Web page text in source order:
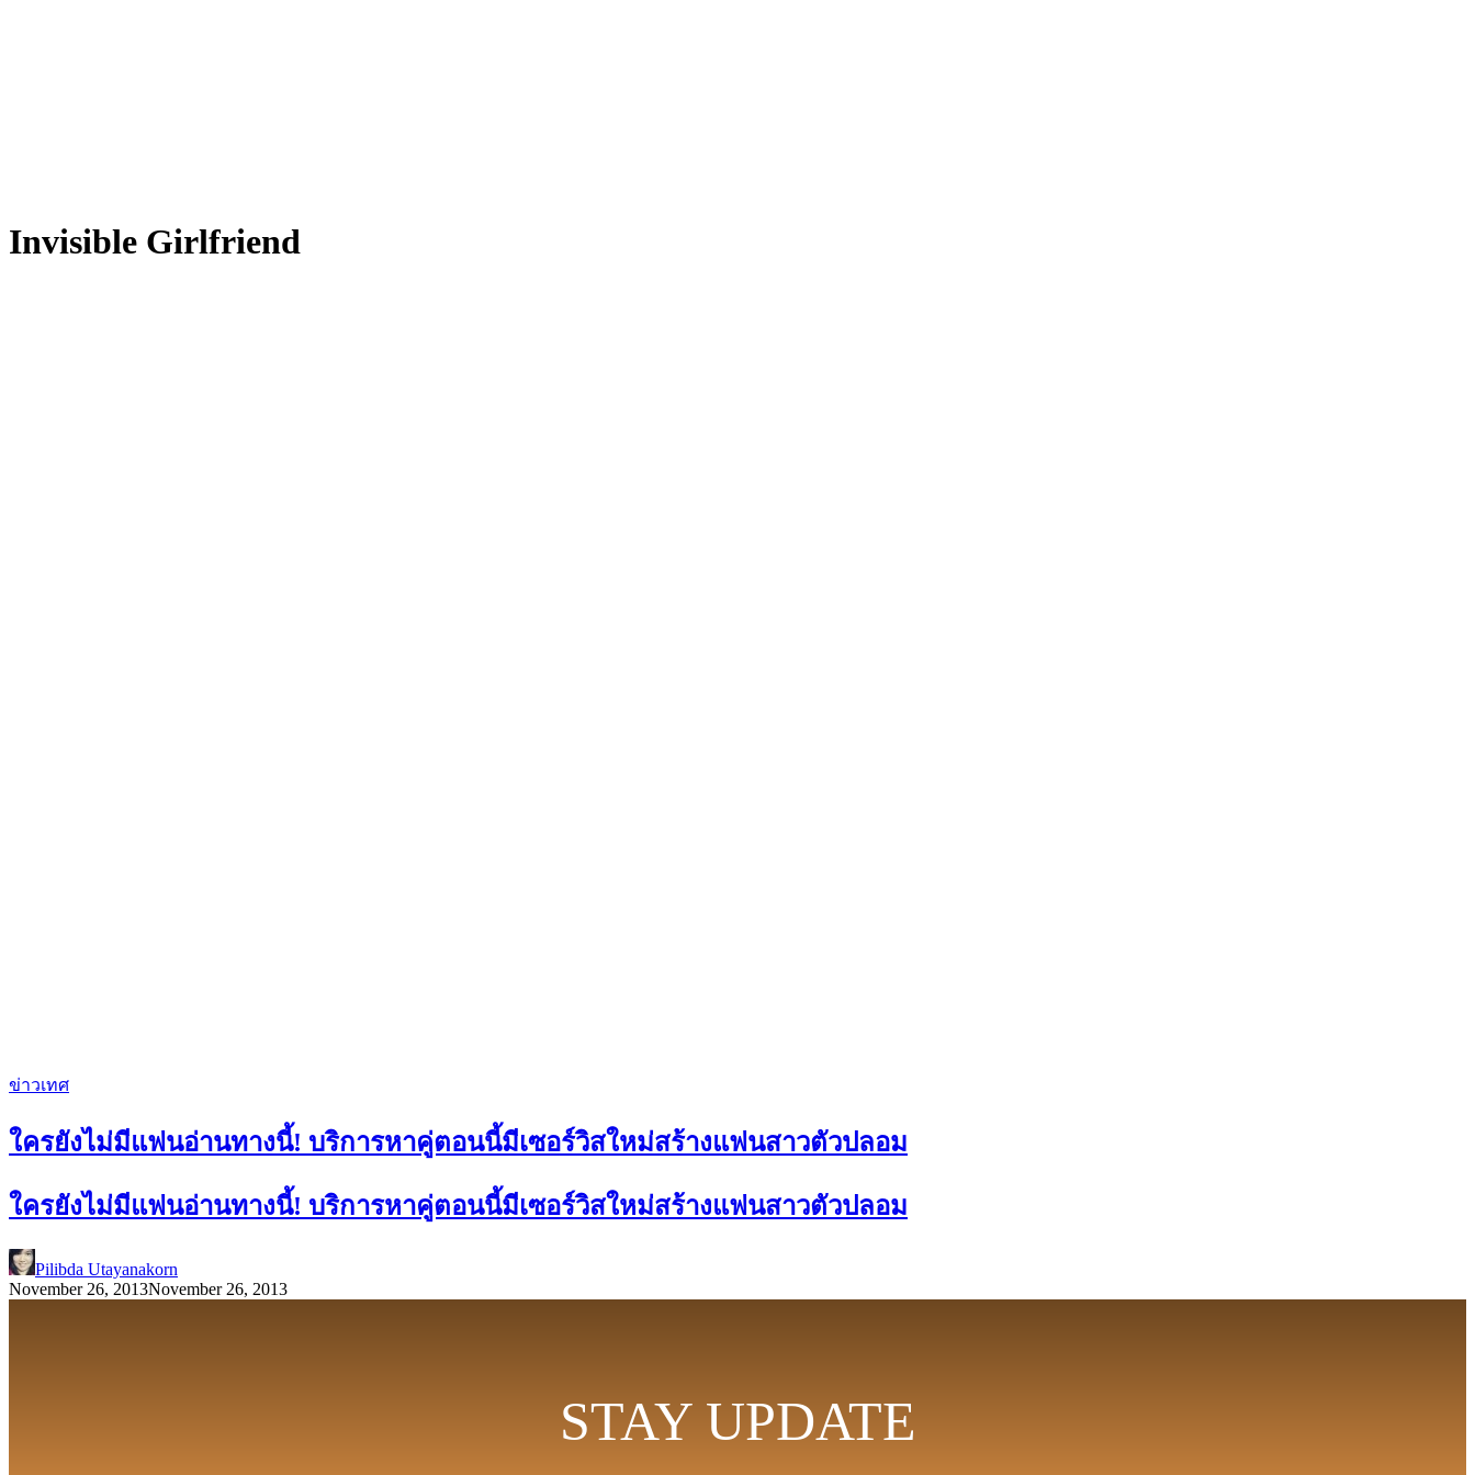
Invisible Girlfriend
ข่าวเทศ
ใครยังไม่มีแฟนอ่านทางนี้! บริการหาคู่ตอนนี้มีเซอร์วิสใหม่สร้างแฟนสาวตัวปลอม
ใครยังไม่มีแฟนอ่านทางนี้! บริการหาคู่ตอนนี้มีเซอร์วิสใหม่สร้างแฟนสาวตัวปลอม
Pilibda Utayanakorn
November 26, 2013November 26, 2013
STAY UPDATE